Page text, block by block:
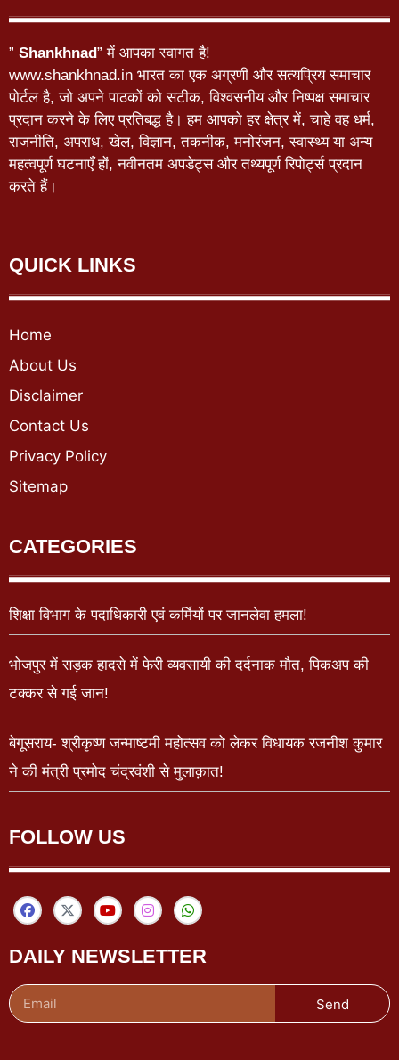
” Shankhnad” में आपका स्वागत है!
www.shankhnad.in भारत का एक अग्रणी और सत्यप्रिय समाचार
पोर्टल है, जो अपने पाठकों को सटीक, विश्वसनीय और निष्पक्ष समाचार
प्रदान करने के लिए प्रतिबद्ध है। हम आपको हर क्षेत्र में, चाहे वह धर्म,
राजनीति, अपराध, खेल, विज्ञान, तकनीक, मनोरंजन, स्वास्थ्य या अन्य
महत्वपूर्ण घटनाएँ हों, नवीनतम अपडेट्स और तथ्यपूर्ण रिपोर्ट्स प्रदान
करते हैं।
QUICK LINKS
Home
About Us
Disclaimer
Contact Us
Privacy Policy
Sitemap
CATEGORIES
शिक्षा विभाग के पदाधिकारी एवं कर्मियों पर जानलेवा हमला!
भोजपुर में सड़क हादसे में फेरी व्यवसायी की दर्दनाक मौत, पिकअप की
टक्कर से गई जान!
बेगूसराय- श्रीकृष्ण जन्माष्टमी महोत्सव को लेकर विधायक रजनीश कुमार
ने की मंत्री प्रमोद चंद्रवंशी से मुलाक़ात!
FOLLOW US
DAILY NEWSLETTER
Send